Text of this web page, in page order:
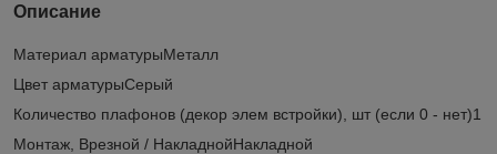
Описание
Материал арматурыМеталл
Цвет арматурыСерый
Количество плафонов (декор элем встройки), шт (если 0 - нет)1
Монтаж, Врезной / НакладнойНакладной